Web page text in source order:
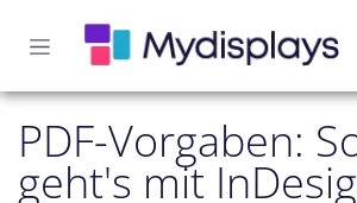
PDF-Vorgaben:
geht's mit